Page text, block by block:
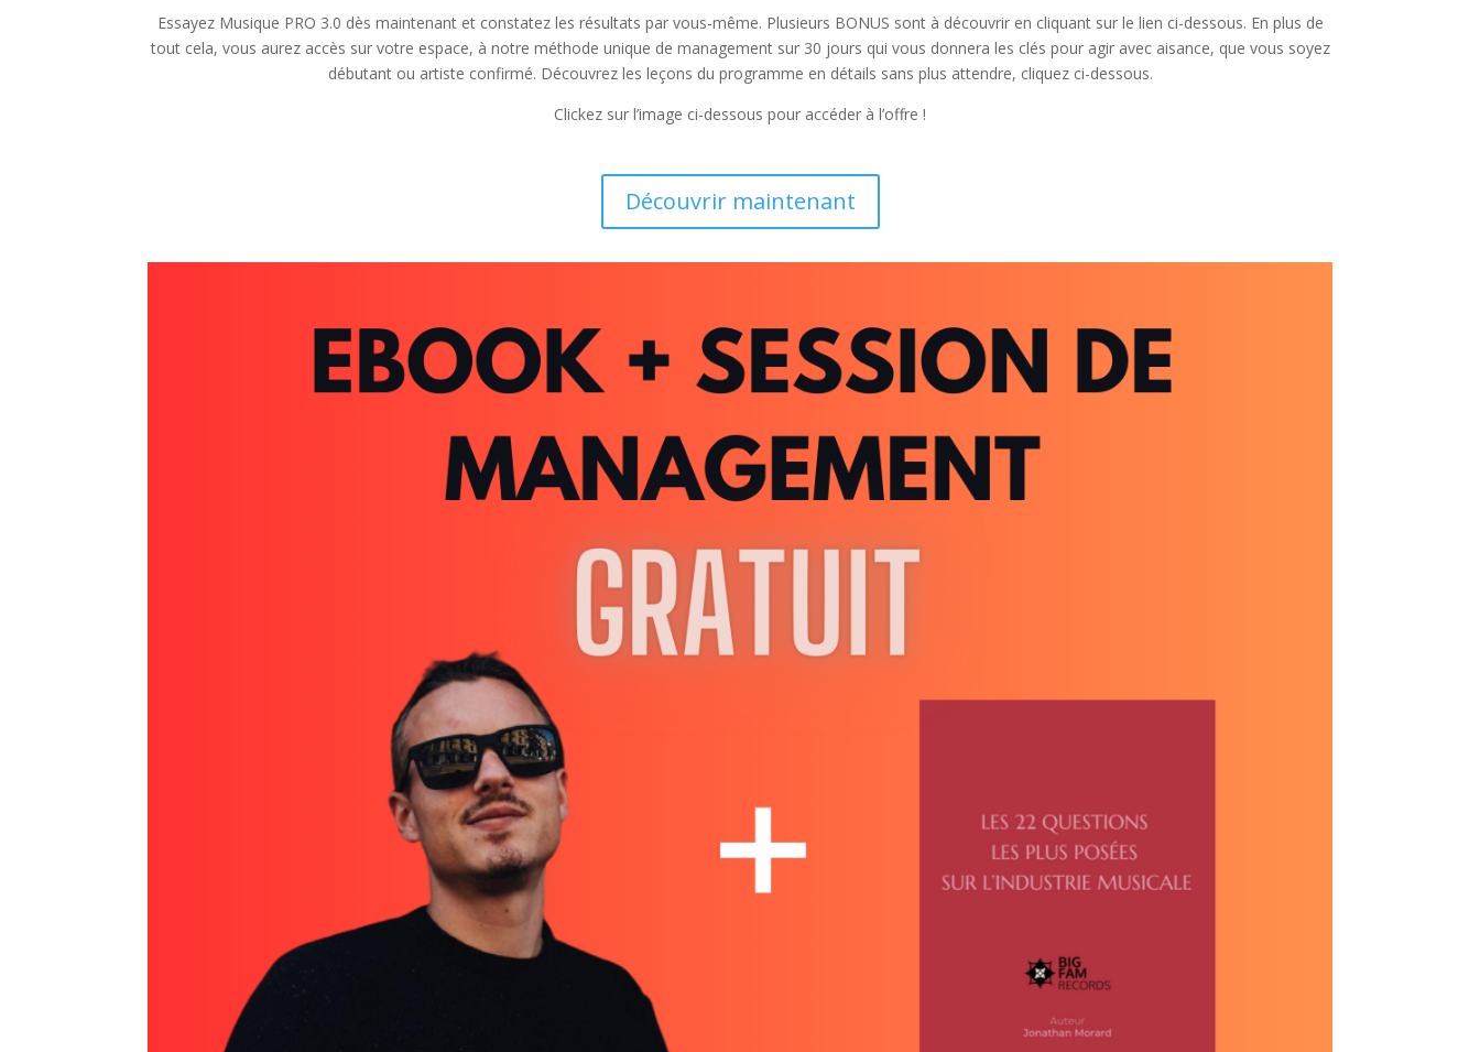
Essayez Musique PRO 3.0 dès maintenant et constatez les résultats par vous-même. Plusieurs BONUS sont à découvrir en cliquant sur le lien ci-dessous. En plus de
tout cela, vous aurez accès sur votre espace, à notre méthode unique de management sur 30 jours qui vous donnera les clés pour agir avec aisance, que vous soyez
débutant ou artiste confirmé. Découvrez les leçons du programme en détails sans plus attendre, cliquez ci-dessous.
Clickez sur l’image ci-dessous pour accéder à l’offre !
Découvrir maintenant